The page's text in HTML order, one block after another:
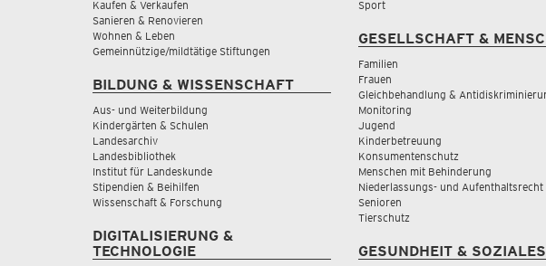
Kaufen & Verkaufen
Sanieren & Renovieren
Wohnen & Leben
Gemeinnützige/mildtätige Stiftungen
BILDUNG & WISSENSCHAFT
Aus- und Weiterbildung
Kindergärten & Schulen
Landesarchiv
Landesbibliothek
Institut für Landeskunde
Stipendien & Beihilfen
Wissenschaft & Forschung
DIGITALISIERUNG &
TECHNOLOGIE
Sport
GESELLSCHAFT &
Familien
Frauen
Gleichbehandlung &
Monitoring
Jugend
Kinderbetreuung
Konsumentenschutz
Menschen mit Behinderung
Niederlassungs- und Aufenthaltsrecht
Senioren
Tierschutz
GESUNDHEIT & SOZIALES